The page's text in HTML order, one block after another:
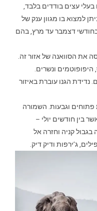
עצים בודדים בלבד,
למצוא בו מגוון ענק של
בחודשי דצמבר עד מרץ, בהם
את הסוואנה של אזור זה.
היפופוטמים ונשרים.
נדידת הגנו עוברת באיזור
פתוחים וגבעות. השמורה
בין חודשים יולי –
קניה וחזרה אל
ג’ירפות ודיק דיק.